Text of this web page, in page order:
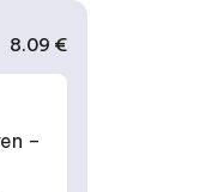
8.09 €
–